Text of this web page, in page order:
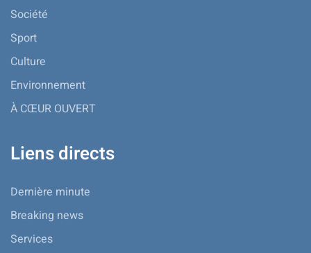
Société
Sport
Culture
Environnement
À CŒUR OUVERT
Liens directs
Dernière minute
Breaking news
Services